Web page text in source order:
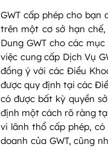
GWT cấp phép cho bạn
trên một cơ sở hạn
Dung GWT cho các
việc cung cấp Dịch Vụ
đồng ý với các Điều
được quy định tại các
có được bất kỳ quyền
định một cách rõ ràng
vi lãnh thổ cấp phép,
doanh của GWT, cũng